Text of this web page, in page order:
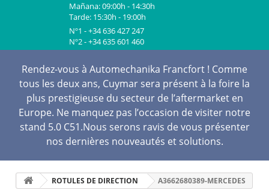
Mañana: 09:00h - 14:30h
Tarde: 15:30h - 19:00h
Nº1 - +34 636 427 247
Nº2 - +34 635 601 460
Rendez-vous à Automechanika Francfort ! Comme
tous les deux ans, Cuymar sera présent à la foire la
plus prestigieuse du secteur de l’aftermarket en
Europe. Ne manquez pas l’occasion de visiter notre
stand 5.0 C51.Nous serons ravis de vous présenter
nos dernières nouveautés et solutions.
ROTULES DE DIRECTION A3662680389-MERCEDES